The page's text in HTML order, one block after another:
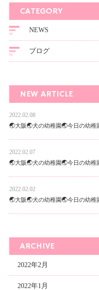
CATEGORY
NEWS
ブログ
NEW ARTICLE
2022.02.08
🌏大阪🌏犬の幼稚園🌏今日の幼稚
2022.02.07
🌏大阪🌏犬の幼稚園🌏今日の幼稚
2022.02.02
🌏大阪🌏犬の幼稚園🌏今日の幼稚
ARCHIVE
2022年2月
2022年1月